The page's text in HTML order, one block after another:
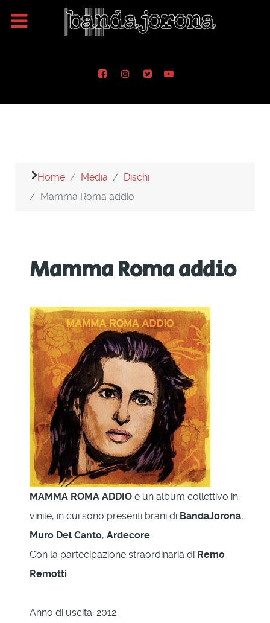
Home Media
Dischi
Mamma Roma addio
Mamma Roma addio
MAMMA ROMA ADDIO è un album collettivo in
vinile, in cui sono presenti brani di BandaJorona,
Muro Del Canto, Ardecore.
Con la partecipazione straordinaria di Remo
Remotti
Anno di uscita: 2012